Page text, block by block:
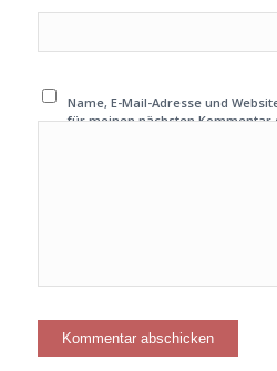
Name, E-Mail-Adresse und
für meinen nächsten Kommentar